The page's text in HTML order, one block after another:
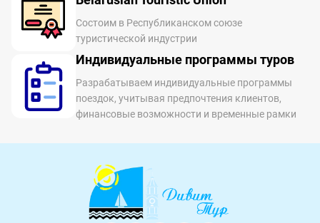
Состоим в Республиканском союзе
туристической индустрии
Индивидуальные программы туров
Разрабатываем индивидуальные программы
поездок, учитывая предпочтения клиентов,
финансовые возможности и временные рамки